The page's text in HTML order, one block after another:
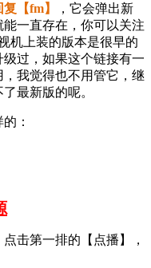
【fm】
，它会弹出新
一直存在，你可以关注
机上装的版本是很早的
过，如果这个链接有一
我觉得也不用管它，继
最新版的呢。
：
击第一排的【点播】，